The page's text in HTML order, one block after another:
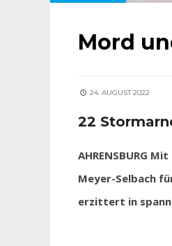
Mord
24. AUGUST 2022
22
AHRENSBURG
Meyer-Selbach
erzittert in